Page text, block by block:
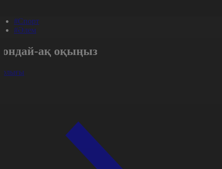
#Спорт
#Әлем
ақ оқыңыз